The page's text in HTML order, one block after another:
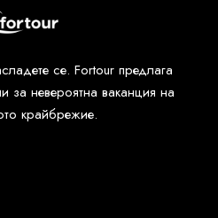
се. Fortour предлага
за невероятна ваканция на
крайбрежие.